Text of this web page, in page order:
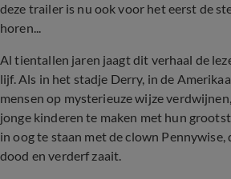
deze trailer is nu ook voor het eerst de
horen...
Al tientallen jaren jaagt dit verhaal de
lijf. Als in het stadje Derry, in de
mensen op mysterieuze wijze
jonge kinderen te maken met hun
in oog te staan met de clown Pennywise,
dood en verderf zaait.